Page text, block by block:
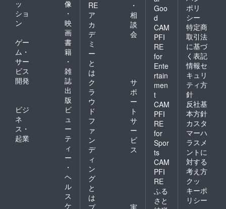
ッ
ショ
ン
像
・
映
画
ゲー
ム・
サー
ビス
開発
書
籍
・
雑
誌
出
版
ビジ
ネ
ス・
起業
ビ
ュ
ー
テ
ィ
ー
・
ヘ
ル
ス
ケ
RE
ア
カ
デ
ミ
ー
と
は
・
相
談
会
ク
ラ
ウ
ド
フ
ァ
ン
デ
ィ
ン
グ
と
は
サ
ポ
ー
ト
サ
ー
ビ
ス
Goo
d
CAM
PFI
RE
for
Ente
rtain
men
t
CAM
PFI
RE
for
Spor
ts
CAM
PFI
RE
ふる
さと
ポリ
シー
特定商
取引法
に基づ
く表記
情報セ
キュリ
ティ方
針
反社基
本方針
カスタ
マーハ
ラスメ
ントに
対する
考え方
クッ
キーポ
リシー